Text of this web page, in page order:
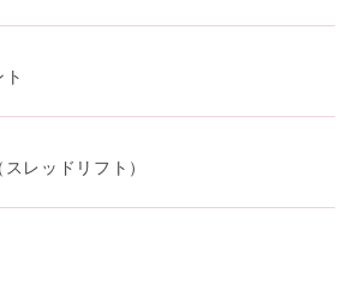
レッドリフト）